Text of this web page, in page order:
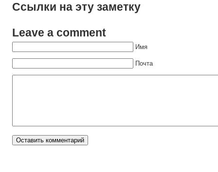
Ссылки на эту заметку
Leave a comment
Имя
Почта